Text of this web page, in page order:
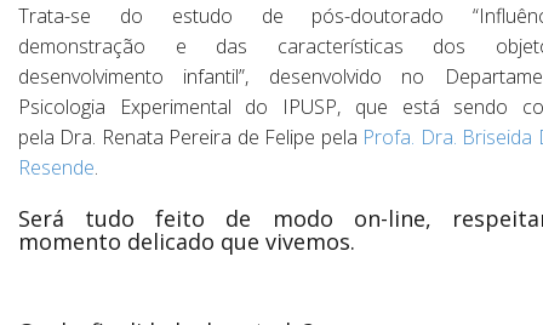
Trata-se do estudo de pós-doutorado
demonstração e das características dos
desenvolvimento infantil”, desenvolvido no
Psicologia Experimental do IPUSP, que está sendo
pela Dra. Renata Pereira de Felipe pela Profa. Dra. Briseida
Resende.
Será tudo feito de modo on-line,
momento delicado que vivemos.